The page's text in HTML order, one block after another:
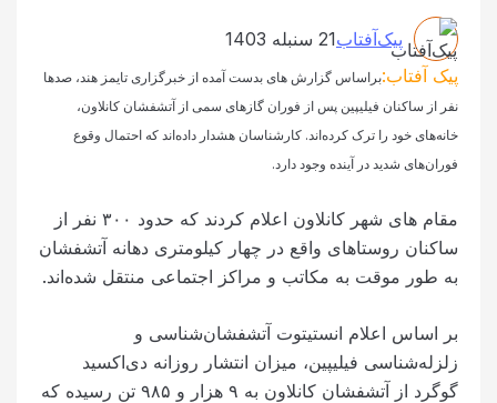
پیک‌آفتاب21 سنبله 1403
پیک آفتاب:براساس گزارش های بدست آمده از خبرگزاری تایمز هند، صدها
نفر از ساکنان فیلیپین پس از فوران گازهای سمی از آتشفشان کانلاون،
خانه‌های خود را ترک کرده‌اند. کارشناسان هشدار داده‌اند که احتمال وقوع
فوران‌های شدید در آینده وجود دارد.
مقام های شهر کانلاون اعلام کردند که حدود ۳۰۰ نفر از
ساکنان روستاهای واقع در چهار کیلومتری دهانه آتشفشان
به طور موقت به مکاتب و مراکز اجتماعی منتقل شده‌اند.
بر اساس اعلام انستیتوت آتشفشان‌شناسی و
زلزله‌شناسی فیلیپین، میزان انتشار روزانه دی‌اکسید
گوگرد از آتشفشان کانلاون به ۹ هزار و ۹۸۵ تن رسیده که